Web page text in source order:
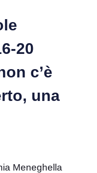
20
c’è
una
Meneghella